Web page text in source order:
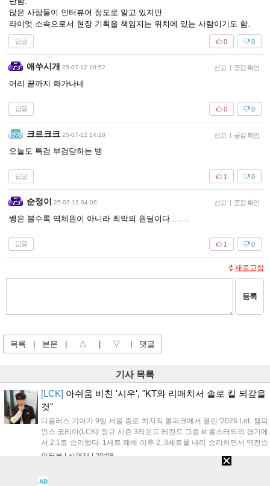
많은 사람들이 인터뷰어 정도로 알고 있지만
라이엇 소속으로서 현장 기획을 책임지는 위치에 있는 사람이기도 함.
답글 0
0
애쑤시개 25-07-12 10:52 신고 | 공감 확인
머리 끝까지 화가나네
답글 0
0
크르크크 25-07-12 14:18 신고 | 공감 확인
오늘도 특검 부검당하는 뱅
답글 0
1
순정이 25-07-13 04:06 신고 | 공감 확인
뱅은 볼수록 역체원이 아니라 최악의 원딜이다........
답글 0
1
새로고침
등록
목록 본문 △ ▽ 댓글
기사 목록
[LCK] 아쉬움 비친 '시우', "KT와 리매치서 솔로 킬 되갚을
것"
디플러스 기아가 9일 서울 종로 치지직 롤파크에서 열린 '2026 LoL 챔피
언스 코리아(LCK)' 정규 시즌 3라운드 레전드 그룹 kt 롤스터와의 경기에
서 2:1로 승리했다. 1세트 패배 이후 2, 3세트를 내리 승리하면서 역전승
을 거뒀다. 14승을 달성한 디플러스 기아는 4위 kt 롤스터를 1승 차이로
인터뷰 | 신연재 | 20:08
AD